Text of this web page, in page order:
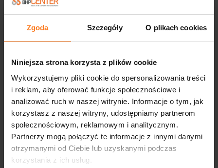
Zgoda Szczegóły O plikach cookies
Niniejsza strona korzysta z plików cookie
Wykorzystujemy pliki cookie do spersonalizowania treści
i reklam, aby oferować funkcje społecznościowe i
analizować ruch w naszej witrynie. Informacje o tym, jak
korzystasz z naszej witryny, udostępniamy partnerom
społecznościowym, reklamowym i analitycznym.
Partnerzy mogą połączyć te informacje z innymi danymi
otrzymanymi od Ciebie lub uzyskanymi podczas
korzystania z ich usług.